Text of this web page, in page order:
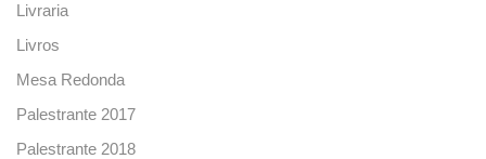
Livraria
Livros
Mesa Redonda
Palestrante 2017
Palestrante 2018